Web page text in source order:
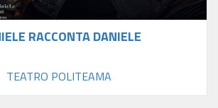
RACCONTA DANIELE
TEATRO POLITEAMA